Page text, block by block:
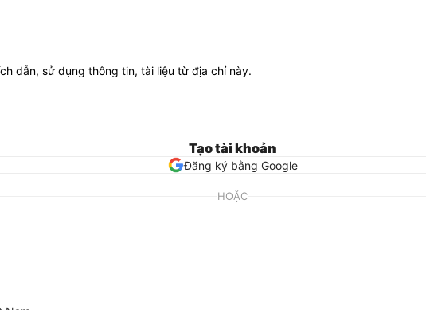
dẫn, sử dụng thông tin, tài liệu từ địa chỉ này.
Tạo tài khoản
Đăng ký bằng Google
HOẶC